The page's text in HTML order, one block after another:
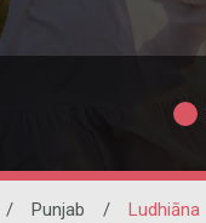
/ Punjab / Ludhiāna